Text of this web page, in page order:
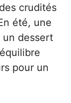
crudités
été, une
un dessert
pour un